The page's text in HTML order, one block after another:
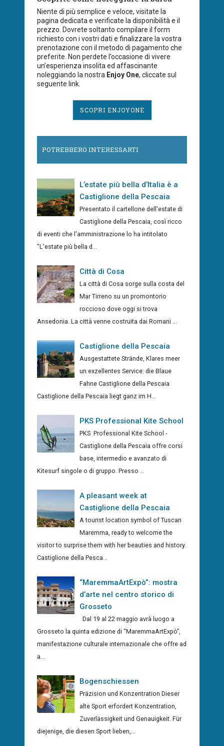
Niente di più semplice e veloce, visitate la
pagina dedicata e verificate la disponibilità e il
prezzo. Dovrete soltanto compilare il form
richiesto con i vostri dati e finalizzare la vostra
prenotazione con il metodo di pagamento che
preferite. Non perdete l’occasione di vivere
un’esperienza insolita ed affascinante
noleggiando la nostra Enjoy One, cliccate sul
seguente link.
SCOPRI ENJOYONE
POTREBBERO INTERESSARTI
L’estate più bella d’Italia è a
Castiglione della Pescaia
Presentato il cartellone dell'estate di
Castiglione della Pescaia, così ricco
di eventi che l'amministrazione lo ha intitolato
"L'estate più bella d...
Città di Cosa
La città di Cosa sorge sulla costa del
Mar Tirreno su un promontorio
roccioso dove oggi si trova
Ansedonia. La città venne costruita dai Romani ...
Castiglione della Pescaia
Ausgestattete Strände, Klares meer
un exzellentes Service: die Blaue
Fahne Castiglione della Pescaia
Castiglione della Pescaia liegt ganz im H...
PKS Professional Kite School
PKS Professional Kite School -
Castiglione della Pescaia offre corsi
base, intermedio e avanzato di
Kitesurf singole o di gruppo. Presso ...
A pleasant week at
Castiglione della Pescaia
A tourist location symbol of Tuscan
Maremma, ready to welcome the
visitor to surprise them with her beauties and history.
Castiglione della Pesca...
“MaremmaArtExpò”: mostra
d’arte nel centro storico di
Grosseto
Dal 19 al 22 maggio avrà luogo a
Grosseto la quinta edizione di “MaremmaArtExpò”,
manifestazione culturale internazionale che offre ad
a...
Bogenschiessen
Präzision und Konzentration Dieser
alte Sport erfordert Konzentration,
Zuverlässigkeit und Genauigkeit. Für
diejenige, die diesen Sport lieben,...